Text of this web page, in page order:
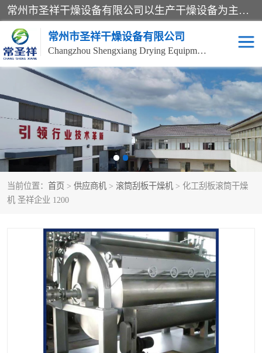
常州市圣祥干燥设备有限公司以生产干燥设备为主导产品，提供：干燥设备、干燥机、混合机、气流干燥机、烘箱、热风循环烘箱、沸腾干燥机、烘干机、喷雾干燥机等产品的生产、制造与销售服务。
常州市圣祥干燥设备有限公司
Changzhou Shengxiang Drying Equipment Co. , Ltd.
当前位置： 首页 > 供应商机 > 滚筒刮板干燥机 > 化工刮板滚筒干燥
机 圣祥企业 1200
单锥真空干燥机 双锥真空干燥机
气流干燥机 滚筒刮板干燥机
干燥机 闪蒸干燥机
桨叶干燥机 高速混合机
粗粉碎机 带式干燥机
单锥螺带真空干燥机 沸腾干燥机
方形圆形真空干燥机 真空耙式干燥机
热风循环烘箱 喷雾干燥机